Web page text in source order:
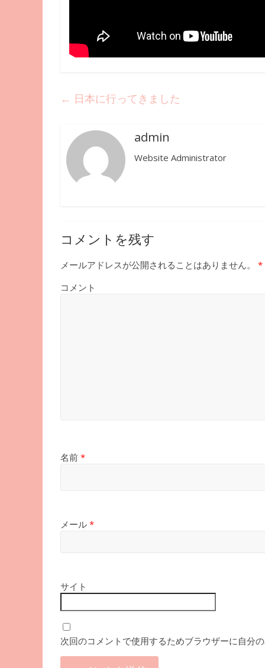
← 日本に行ってきました
admin
Website Administrator
コメントを残す
メールアドレスが公開されることはありません。 *
コメント
名前 *
メール *
サイト
次回のコメントで使用するためブラウザーに自分